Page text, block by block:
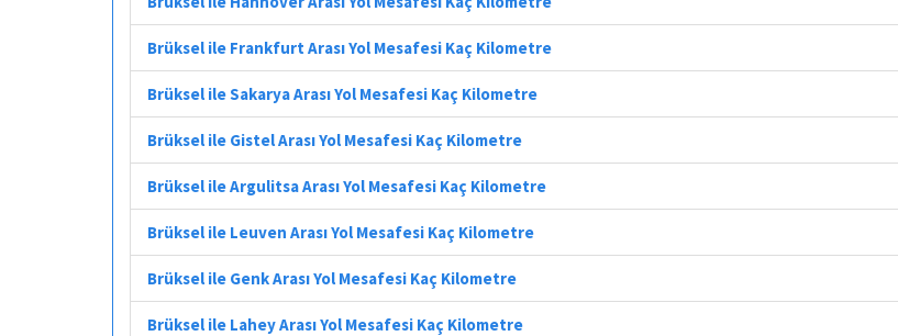
Brüksel ile Frankfurt Arası Yol Mesafesi Kaç Kilometre
Brüksel ile Sakarya Arası Yol Mesafesi Kaç Kilometre
Brüksel ile Gistel Arası Yol Mesafesi Kaç Kilometre
Brüksel ile Argulitsa Arası Yol Mesafesi Kaç Kilometre
Brüksel ile Leuven Arası Yol Mesafesi Kaç Kilometre
Brüksel ile Genk Arası Yol Mesafesi Kaç Kilometre
Brüksel ile Lahey Arası Yol Mesafesi Kaç Kilometre